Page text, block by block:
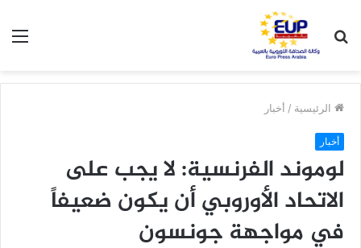
عن
الرئيسية / أخبار
أخبار
لوموند الفرنسية: لا يجب على
الاتحاد الأوروبي أن يكون ضعيفاً
في مواجهة جونسون